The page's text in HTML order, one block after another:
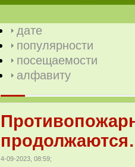
дате
популярности
посещаемости
алфавиту
4-09-2023, 08:59;